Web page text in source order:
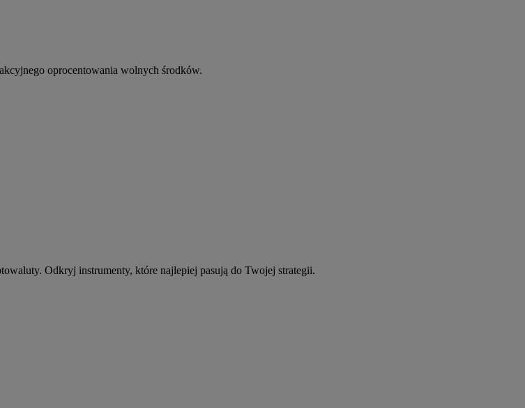
oprocentowania wolnych środków.
Odkryj instrumenty, które najlepiej pasują do Twojej strategii.